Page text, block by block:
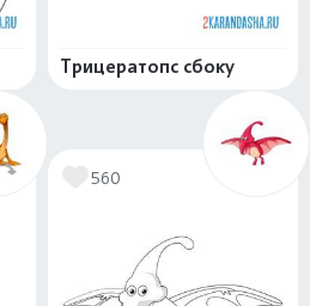
Трицератопс сбоку
560